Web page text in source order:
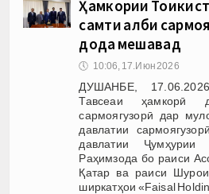
Ҳамкории
самти ҷалби
дода мешавад
🕔 10:06, 17.Июн 2026
ДУШАНБЕ,
Тавсеаи ҳамкорӣ
сармоягузорӣ дар
давлатии
давлатии Ҷумҳурии
Раҳимзода бо раиси
Қатар ва раиси Шурои
ширкатҳои «Faisal